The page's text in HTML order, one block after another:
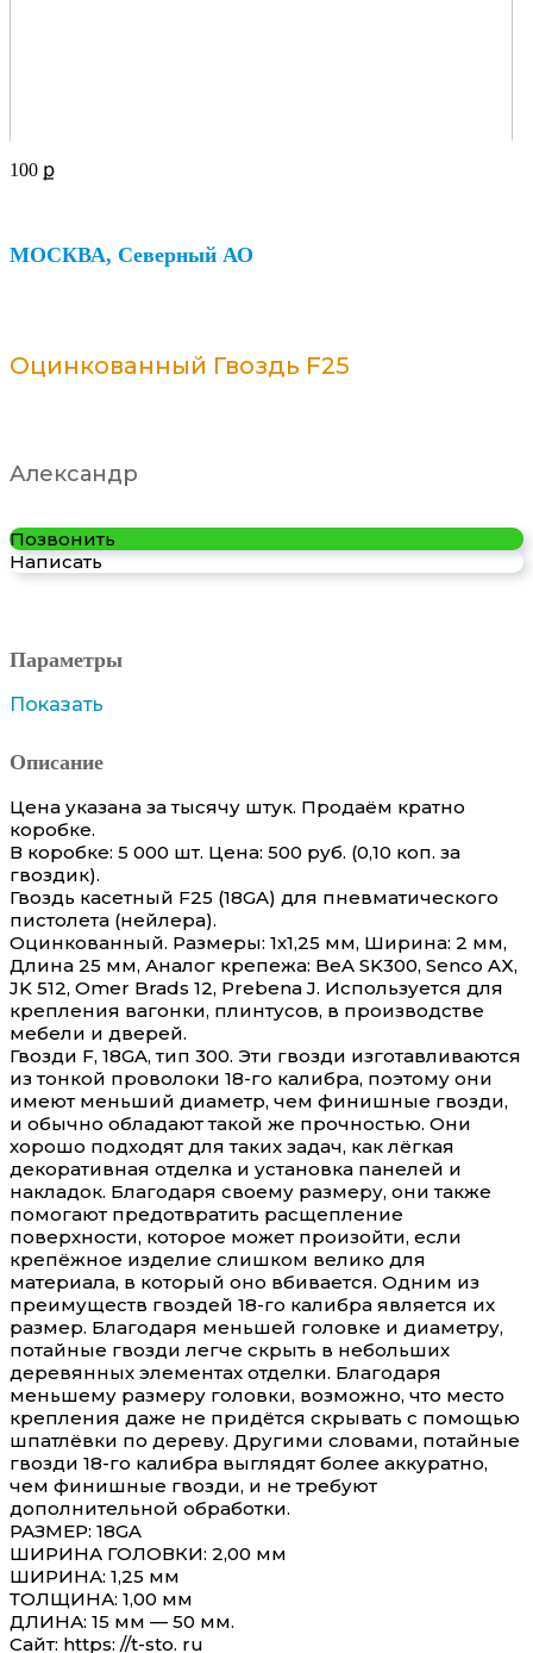
100 ք
МОСКВА, Северный АО
Оцинкованный Гвоздь F25
Александр
Позвонить
Написать
Параметры
Показать
Описание
Цена указана за тысячу штук. Продаём кратно
коробке.
В коробке: 5 000 шт. Цена: 500 руб. (0,10 коп. за
гвоздик).
Гвоздь касетный F25 (18GA) для пневматического
пистолета (нейлера).
Оцинкованный. Размеры: 1х1,25 мм, Ширина: 2 мм,
Длина 25 мм, Аналог крепежа: BeA SK300, Senco AX,
JK 512, Omer Brads 12, Prebena J. Используется для
крепления вагонки, плинтусов, в производстве
мебели и дверей.
Гвозди F, 18GA, тип 300. Эти гвозди изготавливаются
из тонкой проволоки 18-го калибра, поэтому они
имеют меньший диаметр, чем финишные гвозди,
и обычно обладают такой же прочностью. Они
хорошо подходят для таких задач, как лёгкая
декоративная отделка и установка панелей и
накладок. Благодаря своему размеру, они также
помогают предотвратить расщепление
поверхности, которое может произойти, если
крепёжное изделие слишком велико для
материала, в который оно вбивается. Одним из
преимуществ гвоздей 18-го калибра является их
размер. Благодаря меньшей головке и диаметру,
потайные гвозди легче скрыть в небольших
деревянных элементах отделки. Благодаря
меньшему размеру головки, возможно, что место
крепления даже не придётся скрывать с помощью
шпатлёвки по дереву. Другими словами, потайные
гвозди 18-го калибра выглядят более аккуратно,
чем финишные гвозди, и не требуют
дополнительной обработки.
РАЗМЕР: 18GA
ШИРИНА ГОЛОВКИ: 2,00 мм
ШИРИНА: 1,25 мм
ТОЛЩИНА: 1,00 мм
ДЛИНА: 15 мм — 50 мм.
Сайт: https: //t-sto. ru